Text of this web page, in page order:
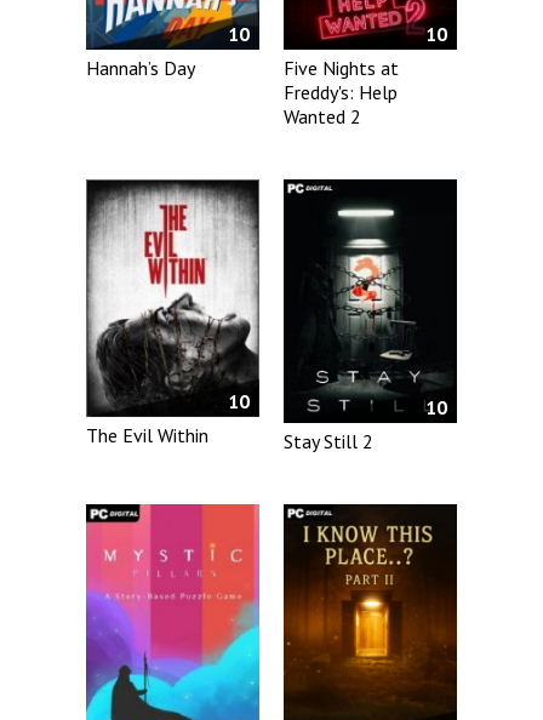
10
Hannah’s Day
10
Five Nights at
Freddy's: Help
Wanted 2
10
The Evil Within
10
Stay Still 2